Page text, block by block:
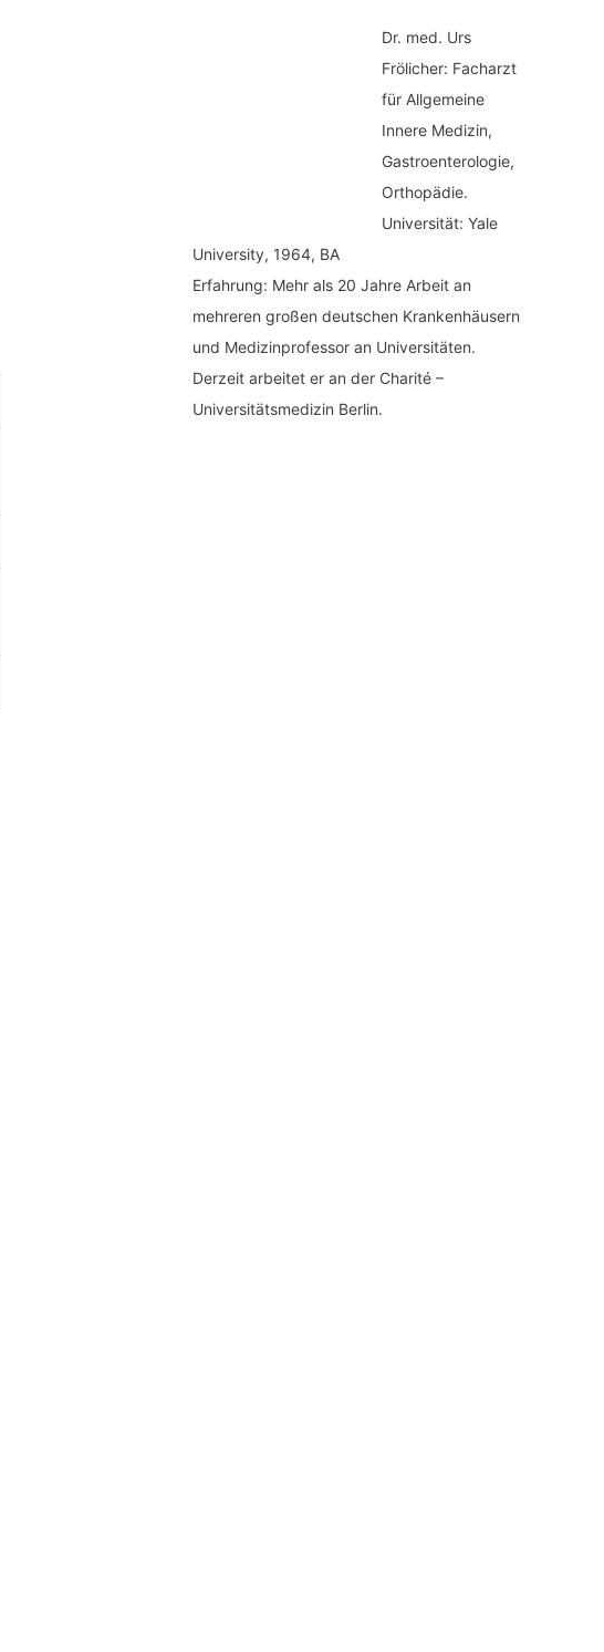
Dr. med. Urs
Frölicher: Facharzt
für Allgemeine
Innere Medizin,
Gastroenterologie,
Orthopädie.
Universität: Yale
University, 1964, BA
Erfahrung: Mehr als 20 Jahre Arbeit an
mehreren großen deutschen Krankenhäusern
und Medizinprofessor an Universitäten.
Derzeit arbeitet er an der Charité –
Universitätsmedizin Berlin.